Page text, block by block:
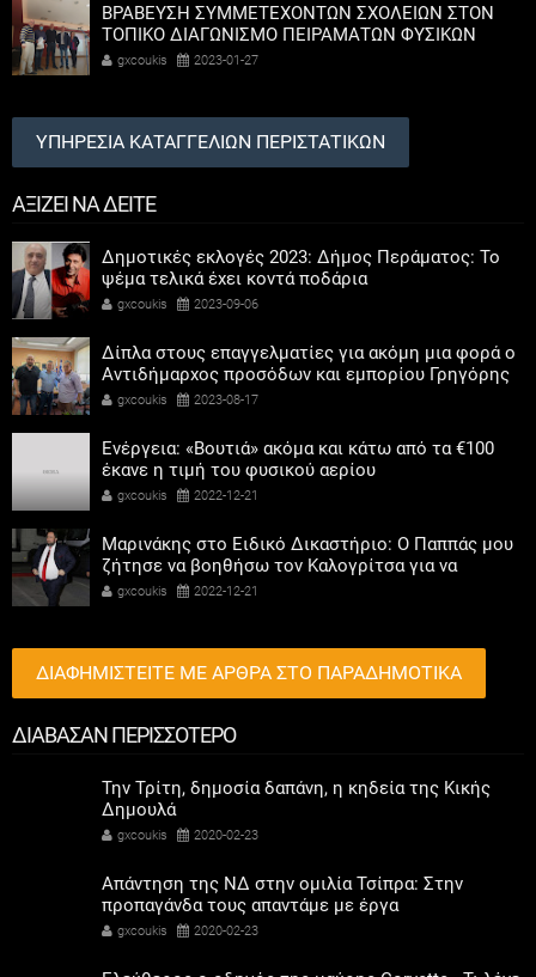
ΒΡΑΒΕΥΣΗ ΣΥΜΜΕΤΕΧΟΝΤΩΝ ΣΧΟΛΕΙΩΝ ΣΤΟΝ
ΤΟΠΙΚΟ ΔΙΑΓΩΝΙΣΜΟ ΠΕΙΡΑΜΑΤΩΝ ΦΥΣΙΚΩΝ
ΕΠΙΣΤΗΜΩΝ
gxcoukis 2023-01-27
ΥΠΗΡΕΣΙΑ ΚΑΤΑΓΓΕΛΙΩΝ ΠΕΡΙΣΤΑΤΙΚΩΝ
ΑΞΙΖΕΙ ΝΑ ΔΕΙΤΕ
Δημοτικές εκλογές 2023: Δήμος Περάματος: Το
ψέμα τελικά έχει κοντά ποδάρια
gxcoukis 2023-09-06
Δίπλα στους επαγγελματίες για ακόμη μια φορά ο
Αντιδήμαρχος προσόδων και εμπορίου Γρηγόρης
Καψοκόλης
gxcoukis 2023-08-17
Ενέργεια: «Βουτιά» ακόμα και κάτω από τα €100
έκανε η τιμή του φυσικού αερίου
gxcoukis 2022-12-21
Μαρινάκης στο Ειδικό Δικαστήριο: Ο Παππάς μου
ζήτησε να βοηθήσω τον Καλογρίτσα για να
αποκτήσει σταθμό ο ΣΥΡΙΖΑ
gxcoukis 2022-12-21
ΔΙΑΦΗΜΙΣΤΕΙΤΕ ΜΕ ΑΡΘΡΑ ΣΤΟ ΠΑΡΑΔΗΜΟΤΙΚΑ
ΔΙΑΒΑΣΑΝ ΠΕΡΙΣΣΟΤΕΡΟ
Την Τρίτη, δημοσία δαπάνη, η κηδεία της Κικής
Δημουλά
gxcoukis 2020-02-23
Απάντηση της ΝΔ στην ομιλία Τσίπρα: Στην
προπαγάνδα τους απαντάμε με έργα
gxcoukis 2020-02-23